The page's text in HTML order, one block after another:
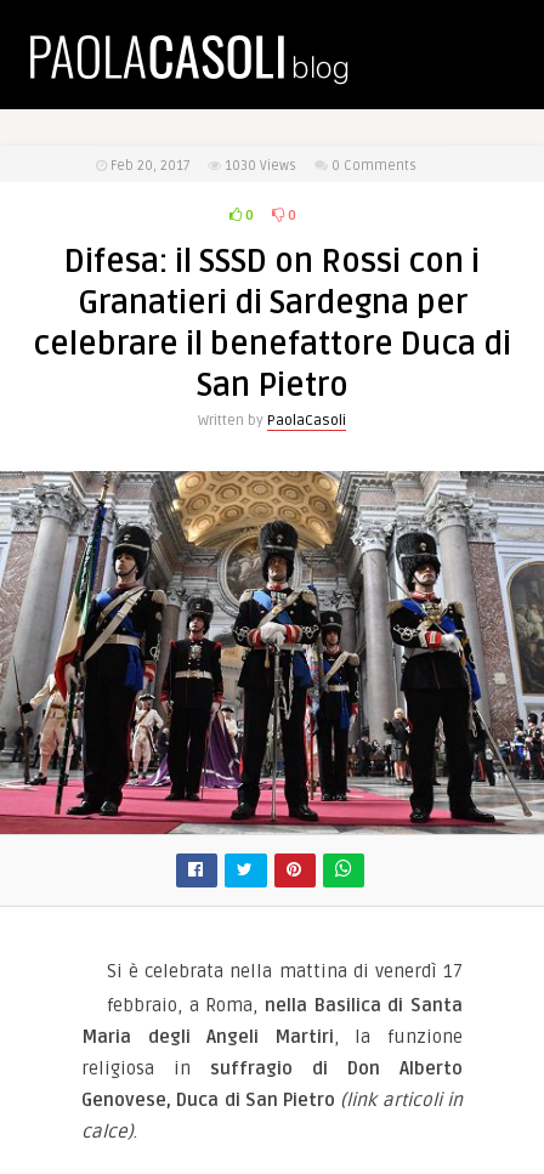
Feb 20, 2017 1030 Views 0 Comments
0 0
Difesa: il SSSD on Rossi con i
Granatieri di Sardegna per
celebrare il benefattore Duca di
San Pietro
Written by PaolaCasoli
Si è celebrata nella mattina di venerdì 17
febbraio, a Roma, nella Basilica di Santa
Maria degli Angeli Martiri, la funzione
religiosa in suffragio di Don Alberto
Genovese, Duca di San Pietro (link articoli in
calce).